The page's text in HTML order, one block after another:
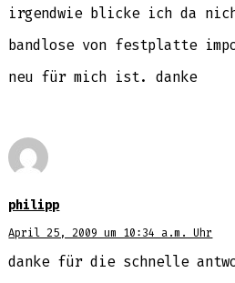
irgendwie blicke ich da
bandlose von festplatte
neu für mich ist. danke
philipp
April 25, 2009 um 10:34 a.m. Uhr
danke für die schnelle